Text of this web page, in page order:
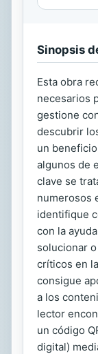
Sinopsis
Esta obra
necesarios
gestione
descubrir
un
algunos de
clave se
numerosos
identifique
con la
solucionar
críticos en
consigue
a los
lector
un código
digital)